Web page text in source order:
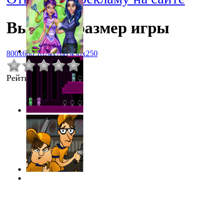
Выбрать размер игры
800x600 1024x768 450x250
Рейтинг